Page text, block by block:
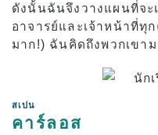
ค่าเล่าเรียนสำหรับผู้
(ESTA, e-Visa ฯลฯ)
ค่าเล่าเรียนสำหรับ
หรือผู้ถือกรีนการ์ด)
ดังนั้นฉันจึงวางแผนที่จะ
อาจารย์และเจ้าหน้าที่
มาก!) ฉันคิดถึงพวกเขา
สเปน
คาร์ลอส